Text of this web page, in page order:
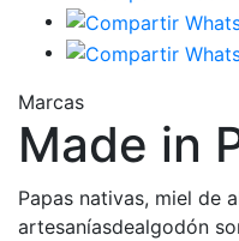
Marcas
Made in
Papas nativas, miel de
artesaníasdealgodón